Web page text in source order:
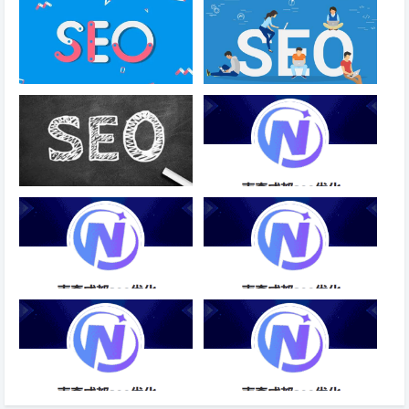
SEO
搜索结果只显示公司名称全称正
网站的用户体验是怎么衡量的
针对采集丢权益，企业站，还值
得深耕内容吗？
企业SEO优化方案大纲-成都
SEO
新顶级域名SEO优化-成都SEO
网站搜索引擎优化搜行者SEO-
成都SEO